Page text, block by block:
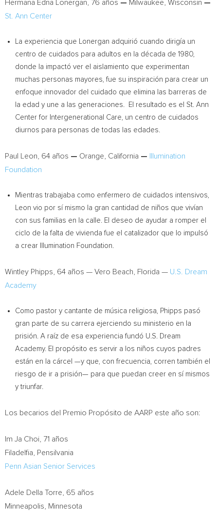
Hermana Edna Lonergan , 76 años — Milwaukee, Wisconsin —
St. Ann Center
La experiencia que Lonergan adquirió cuando dirigía un
centro de cuidados para adultos en la década de 1980,
donde la impactó ver el aislamiento que experimentan
muchas personas mayores, fue su inspiración para crear un
enfoque innovador del cuidado que elimina las barreras de
la edad y une a las generaciones. El resultado es el St. Ann
Center for Intergenerational Care, un centro de cuidados
diurnos para personas de todas las edades.
Paul Leon , 64 años — Orange, California —
Illumination
Foundation
Mientras trabajaba como enfermero de cuidados intensivos,
Leon vio por sí mismo la gran cantidad de niños que vivían
con sus familias en la calle. El deseo de ayudar a romper el
ciclo de la falta de vivienda fue el catalizador que lo impulsó
a crear Illumination Foundation.
Wintley Phipps , 64 años — Vero Beach, Florida — U.S. Dream
Academy
Como pastor y cantante de música religiosa, Phipps pasó
gran parte de su carrera ejerciendo su ministerio en la
prisión. A raíz de esa experiencia fundó U.S. Dream
Academy. El propósito es servir a los niños cuyos padres
están en la cárcel —y que, con frecuencia, corren también el
riesgo de ir a prisión— para que puedan creer en sí mismos
y triunfar.
Los becarios del Premio Propósito de AARP este año son:
Im Ja Choi , 71 años
Filadelfia, Pensilvania
Penn Asian Senior Services
Adele Della Torre , 65 años
Minneapolis, Minnesota